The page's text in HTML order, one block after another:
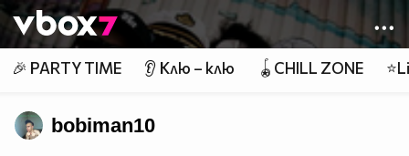
Member of
👾
🎉 PARTY TIME 👂 Клю – клю 🪀CHILL ZONE
bobiman10